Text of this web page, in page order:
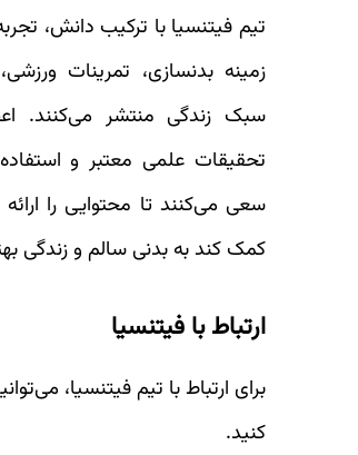
تیم فیتنسیا با ترکیب دانش،
زمینه بدنسازی، تمرینات
سبک زندگی منتشر می‌کنند.
تحقیقات علمی معتبر و استفاده
سعی می‌کنند تا محتوایی را
کمک کند به بدنی سالم و زندگی
ارتباط با فیتنسیا
برای ارتباط با تیم فیتنسیا،
کنید.